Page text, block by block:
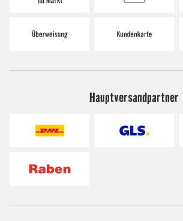
Hauptversandpartner